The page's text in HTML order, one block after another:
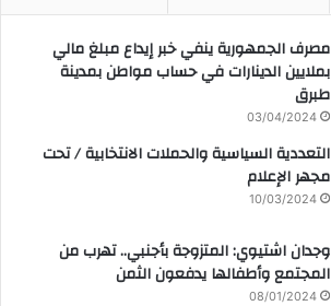
مصرف الجمهورية ينفي خبر إيداع مبلغ مالي
بملايين الدينارات في حساب مواطن بمدينة
طبرق
03/04/2024
التعددية السياسية والحملات الانتخابية / تحت
مجهر الإعلام
10/03/2024
وجدان اشتيوي: المتزوجة بأجنبي.. تهرب من
المجتمع وأطفالها يدفعون الثمن
08/01/2024